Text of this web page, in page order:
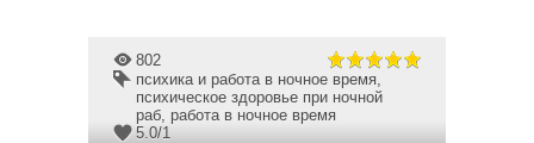
802
психика и работа в ночное время,
психическое здоровье при ночной
раб, работа в ночное время
5.0/1